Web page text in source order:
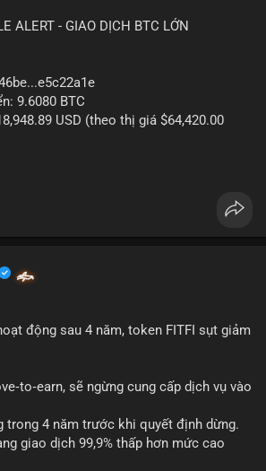
ALERT - GIAO DỊCH BTC LỚN
9.6080 BTC
USD (theo thị giá $64,420.00
tương đương gần 619 nghìn USD, chưa
bán trực tiếp lên sàn giao dịch. Tuy
khởi đầu cho chiến dịch gom hàng
mục. Nếu giao dịch được xác nhận
thông. Ngược lại, nếu dòng tiền đổ về ví
thể đối mặt với áp lực chốt lời ngắn
tư nhỏ lẻ: Theo dõi xác nhận của giao
tục bị rút khỏi sàn với tần suất tăng, đó
xu hướng tăng giá. Hạn chế hành động
động sau 4 năm, token FITFI sụt giảm
sẽ ngừng cung cấp dịch vụ vào
trong 4 năm trước khi quyết định dừng.
giao dịch 99,9% thấp hơn mức cao